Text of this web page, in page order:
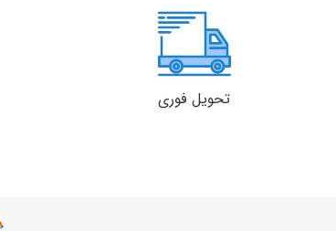
دارای نشان استاندارد ملی ایران
سه
ماه
تحویل فوری